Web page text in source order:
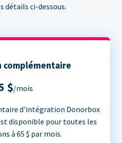
détails ci-dessous.
complémentaire
$/mois
d'intégration Donorbox
disponible pour toutes les
à 65 $ par mois.